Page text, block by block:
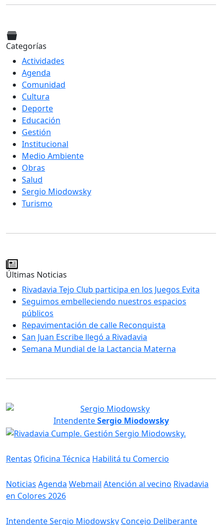
Categorías
Actividades
Agenda
Comunidad
Cultura
Deporte
Educación
Gestión
Institucional
Medio Ambiente
Obras
Salud
Sergio Miodowsky
Turismo
Últimas Noticias
Rivadavia Tejo Club participa en los Juegos Evita
Seguimos embelleciendo nuestros espacios
públicos
Repavimentación de calle Reconquista
San Juan Escribe llegó a Rivadavia
Semana Mundial de la Lactancia Materna
IntendenteSergio Miodowsky
Rentas Oficina Técnica Habilitá tu Comercio
Noticias Agenda Webmail Atención al vecino Rivadavia
en Colores 2026
Intendente Sergio Miodowsky Concejo Deliberante